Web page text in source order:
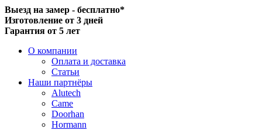
Выезд на замер - бесплатно*
Изготовление от 3 дней
Гарантия от 5 лет
О компании
Оплата и доставка
Статьи
Наши партнёры
Alutech
Came
Doorhan
Hormann